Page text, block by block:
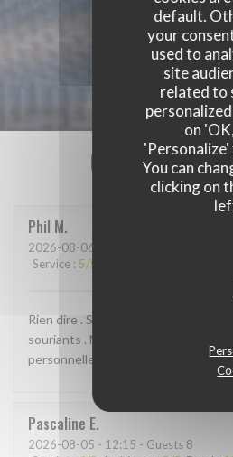
default.
your
used to
site
related to
on
You can
clicking on
Our
Phil M
2026-08-06
Service : 5/5
Rien dire . Serviable , a l'écoute de
souriants . Nous a prévenu qu'il y
personnellement nous ne l'avons
Pascaline E
2026-08-05 - 12:15 - Guests 8